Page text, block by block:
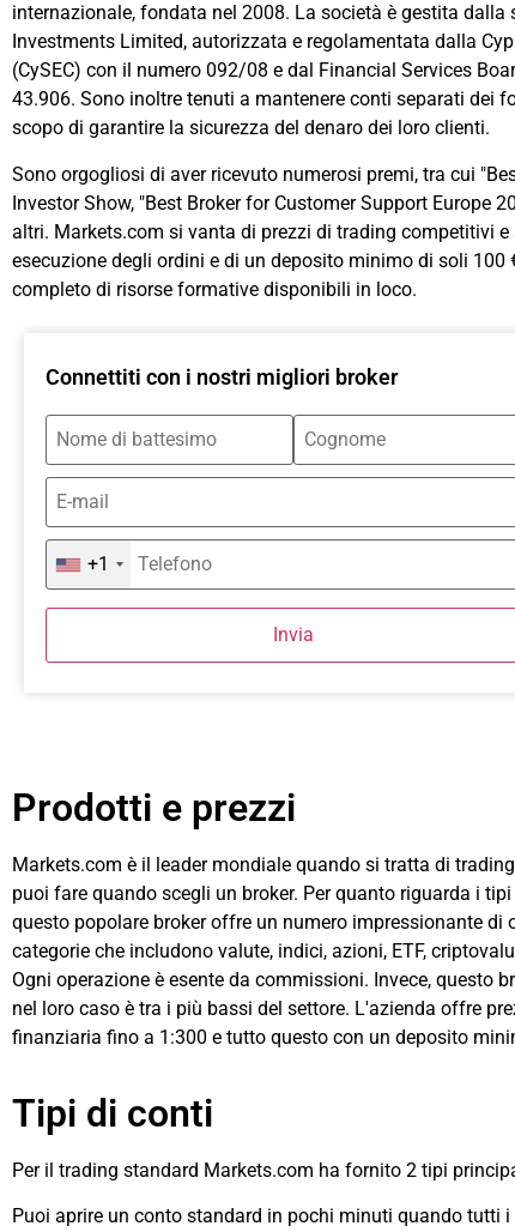
internazionale, fondata nel 2008. La società è gestita
Investments Limited, autorizzata e regolamentata dalla
(CySEC) con il numero 092/08 e dal Financial Services
43.906. Sono inoltre tenuti a mantenere conti separati dei
scopo di garantire la sicurezza del denaro dei loro clienti.
Sono orgogliosi di aver ricevuto numerosi premi, tra cui
Investor Show, "Best Broker for Customer Support Europe
altri. Markets.com si vanta di prezzi di trading competitivi
esecuzione degli ordini e di un deposito minimo di soli 100
completo di risorse formative disponibili in loco.
Connettiti con i nostri migliori broker
+1
Invia
Prodotti e prezzi
Markets.com è il leader mondiale quando si tratta di
puoi fare quando scegli un broker. Per quanto riguarda i
questo popolare broker offre un numero impressionante di
categorie che includono valute, indici, azioni, ETF,
Ogni operazione è esente da commissioni. Invece, questo
nel loro caso è tra i più bassi del settore. L'azienda offre
finanziaria fino a 1:300 e tutto questo con un deposito
Tipi di conti
Per il trading standard Markets.com ha fornito 2 tipi
Puoi aprire un conto standard in pochi minuti quando tutti